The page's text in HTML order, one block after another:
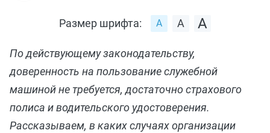
Размер шрифта:
По действующему законодательству,
доверенность на пользование служебной
машиной не требуется, достаточно страхового
полиса и водительского удостоверения.
Рассказываем, в каких случаях организации